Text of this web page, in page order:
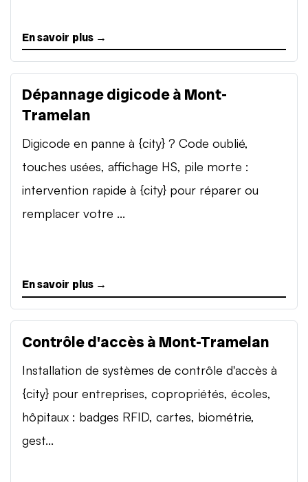
En savoir plus →
Dépannage digicode à Mont-
Tramelan
Digicode en panne à {city} ? Code oublié,
touches usées, affichage HS, pile morte :
intervention rapide à {city} pour réparer ou
remplacer votre ...
En savoir plus →
Contrôle d'accès à Mont-Tramelan
Installation de systèmes de contrôle d'accès à
{city} pour entreprises, copropriétés, écoles,
hôpitaux : badges RFID, cartes, biométrie,
gest...